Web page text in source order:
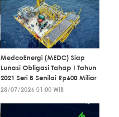
MedcoEnergi (MEDC) Siap
Lunasi Obligasi Tahap I Tahun
2021 Seri B Senilai Rp600 Miliar
28/07/2026 01:00 WIB